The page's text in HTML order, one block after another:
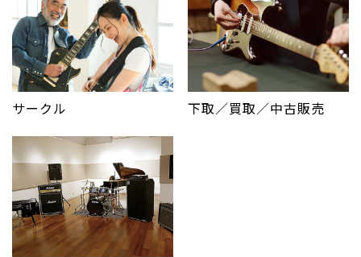
サークル 下取／買取／中古販売